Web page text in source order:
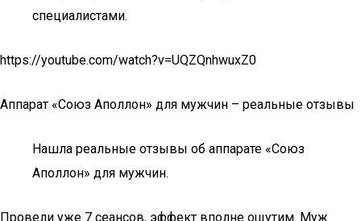
специалистами.
https://youtube.com/watch?v=UQZQnhwuxZ0
Аппарат «Союз Аполлон» для мужчин – реальные отзывы
Нашла реальные отзывы об аппарате «Союз
Аполлон» для мужчин.
Провели уже 7 сеансов, эффект вполне ощутим. Муж